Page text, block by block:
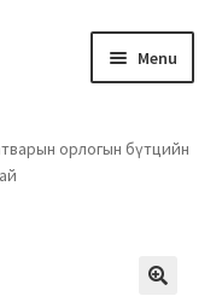
Menu
орлогын бүтцийн